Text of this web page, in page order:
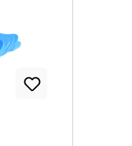
von
Mit